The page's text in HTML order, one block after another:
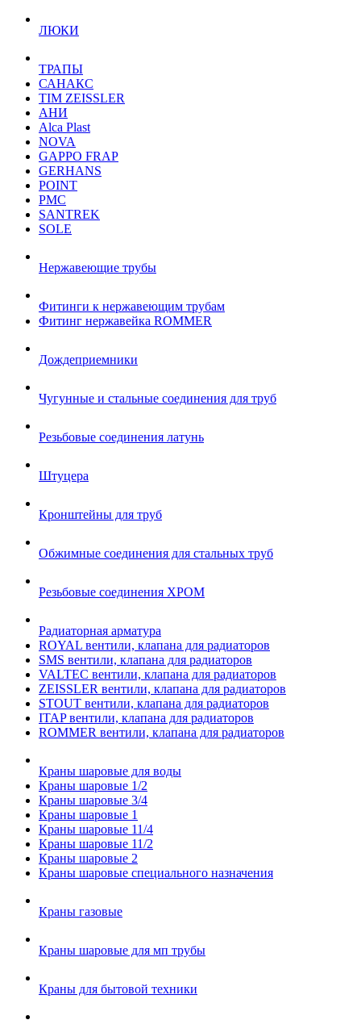
ЛЮКИ
ТРАПЫ
САНАКС
TIM ZEISSLER
АНИ
Alca Plast
NOVA
GAPPO FRAP
GERHANS
POINT
РМС
SANTREK
SOLE
Нержавеющие трубы
Фитинги к нержавеющим трубам
Фитинг нержавейка ROMMER
Дождеприемники
Чугунные и стальные соединения для труб
Резьбовые соединения латунь
Штуцера
Кронштейны для труб
Обжимные соединения для стальных труб
Резьбовые соединения ХРОМ
Радиаторная арматура
ROYAL вентили, клапана для радиаторов
SMS вентили, клапана для радиаторов
VALTEC вентили, клапана для радиаторов
ZEISSLER вентили, клапана для радиаторов
STOUT вентили, клапана для радиаторов
ITAP вентили, клапана для радиаторов
ROMMER вентили, клапана для радиаторов
Краны шаровые для воды
Краны шаровые 1/2
Краны шаровые 3/4
Краны шаровые 1
Краны шаровые 11/4
Краны шаровые 11/2
Краны шаровые 2
Краны шаровые специального назначения
Краны газовые
Краны шаровые для мп трубы
Краны для бытовой техники